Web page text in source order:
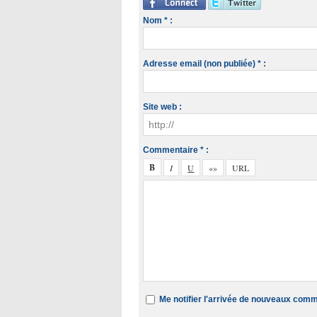
Nom * :
Adresse email (non publiée) * :
Site web :
Commentaire * :
Me notifier l'arrivée de nouveaux